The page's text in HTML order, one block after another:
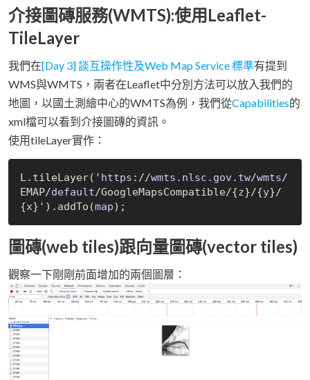
介接圖磚服務(WMTS):使用Leaflet-
TileLayer
我們在[Day 3] 談互操作性及Web Map Service 標準有提到
WMS與WMTS，兩者在Leaflet中分別方法可以放入我們的
地圖，以國土測繪中心的WMTS為例，我們從Capabilities的
xml檔可以看到介接圖磚的資訊。
使用tileLayer實作：
L. tileLayer(' https : //wmts . nlsc . gov. tw/wmts/
EMAP/default/GoogleMapsCompatible/{z}/{y}/
{x}') .addTo(map)
圖磚(web tiles)跟向量圖磚(vector tiles)
觀察一下剛剛前面增加的兩個圖層：